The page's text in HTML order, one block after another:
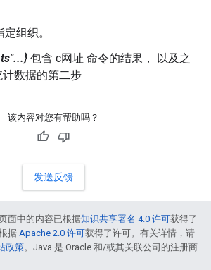
定组织。
包含 c网址 命令的结果， 以及之
数据的第二步
该内容对您有帮助吗？
发送反馈
面中的内容已根据知识共享署名 4.0 许可获得了
据 Apache 2.0 许可获得了许可。有关详情，请
政策。Java 是 Oracle 和/或其关联公司的注册商